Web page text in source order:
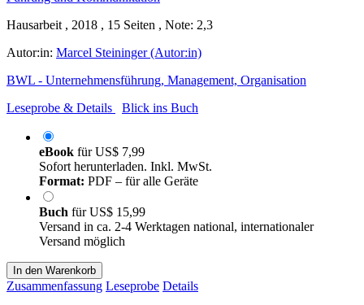
Hausarbeit , 2018 , 15 Seiten , Note: 2,3
Autor:in: Marcel Steininger (Autor:in)
BWL - Unternehmensführung, Management, Organisation
Leseprobe & Details
Blick ins Buch
eBook fürUS$ 7,99
Sofort herunterladen. Inkl. MwSt.
Format: PDF – für alle Geräte
Buch fürUS$ 15,99
Versand in ca. 2-4 Werktagen national, internationaler
Versand möglich
In den Warenkorb
Zusammenfassung Leseprobe Details